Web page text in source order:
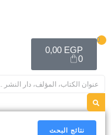
0
0,00 EGP
0
نتائج البحث